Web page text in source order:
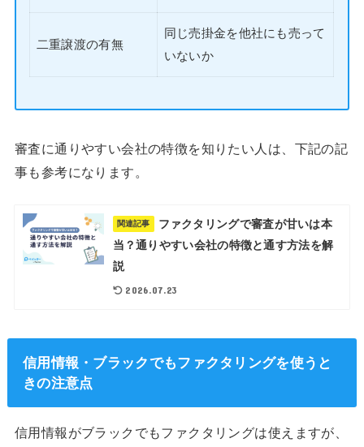
二重譲渡の有無
同じ売掛金を他社にも売って
いないか
審査に通りやすい会社の特徴を知りたい人は、下記の記
事も参考になります。
関連記事
ファクタリングで審査が甘いは本
当？通りやすい会社の特徴と通す方法を解
説
2026.07.23
信用情報・ブラックでもファクタリングを使うと
きの注意点
信用情報がブラックでもファクタリングは使えますが、